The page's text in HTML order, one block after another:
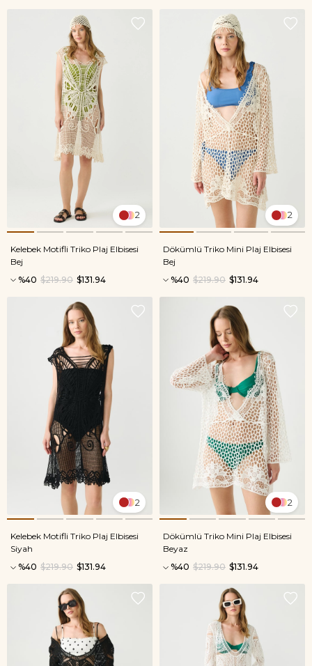
2
Kelebek Motifli Triko Plaj Elbisesi
Bej
%40
$131.94
$219.90
2
Dökümlü Triko Mini Plaj Elbisesi
Bej
%40
$131.94
$219.90
2
Kelebek Motifli Triko Plaj Elbisesi
Siyah
%40
$131.94
$219.90
2
Dökümlü Triko Mini Plaj Elbisesi
Beyaz
%40
$131.94
$219.90